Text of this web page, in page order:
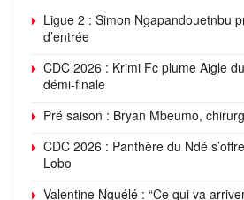
Ligue 2 : Simon Ngapandouetnbu
d’entrée
CDC 2026 : Krimi Fc plume Aigle
démi-finale
Pré saison : Bryan Mbeumo,
CDC 2026 : Panthère du Ndé
Lobo
Valentine Nguélé : “Ce qui va